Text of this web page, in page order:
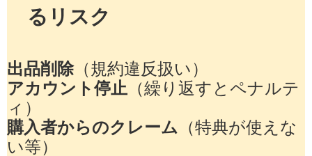
るリスク
出品削除（規約違反扱い）
アカウント停止 （繰り返すとペナルテ
ィ）
購入者からのクレーム
（特典が使えな
い等）